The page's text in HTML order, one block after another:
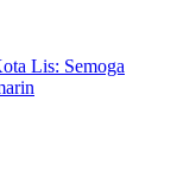
Lis: Semoga